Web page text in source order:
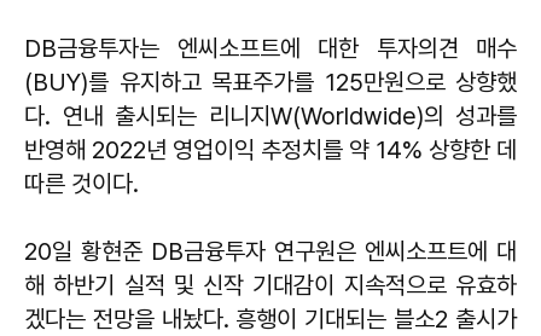
DB금융투자는 엔씨소프트에 대한 투자의견 매수
(BUY)를 유지하고 목표주가를 125만원으로 상향했
다. 연내 출시되는 리니지W(Worldwide)의 성과를
반영해 2022년 영업이익 추정치를 약 14% 상향한 데
따른 것이다.
20일 황현준 DB금융투자 연구원은 엔씨소프트에 대
해 하반기 실적 및 신작 기대감이 지속적으로 유효하
겠다는 전망을 내놨다. 흥행이 기대되는 블소2 출시가